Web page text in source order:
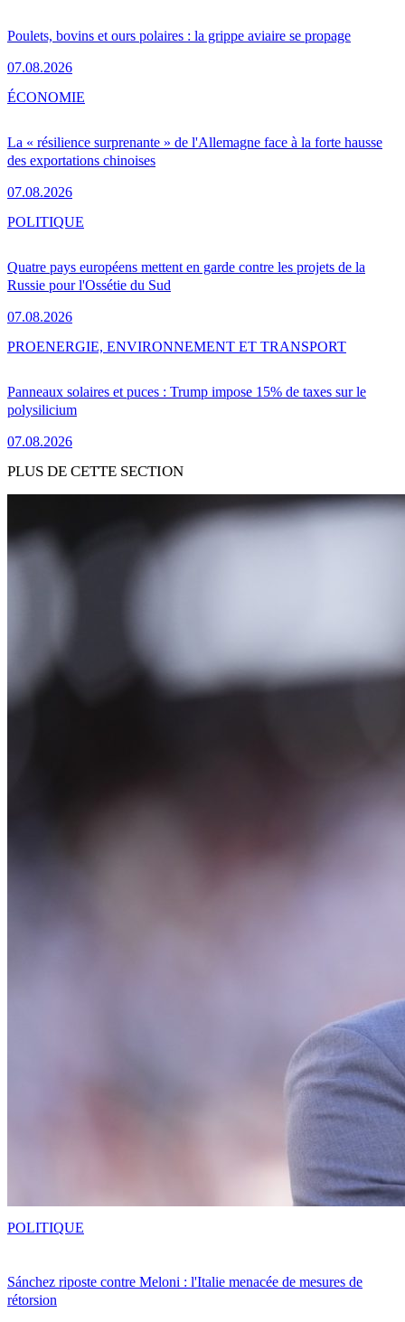
Poulets, bovins et ours polaires : la grippe aviaire se propage
07.08.2026
La « résilience surprenante » de l'Allemagne face à la forte hausse
des exportations chinoises
07.08.2026
ÉCONOMIE
Quatre pays européens mettent en garde contre les projets de la
Russie pour l'Ossétie du Sud
07.08.2026
POLITIQUE
Panneaux solaires et puces : Trump impose 15% de taxes sur le
polysilicium
07.08.2026
PROENERGIE, ENVIRONNEMENT ET TRANSPORT
PLUS DE CETTE SECTION
Sánchez riposte contre Meloni : l'Italie menacée de mesures de
rétorsion
POLITIQUE